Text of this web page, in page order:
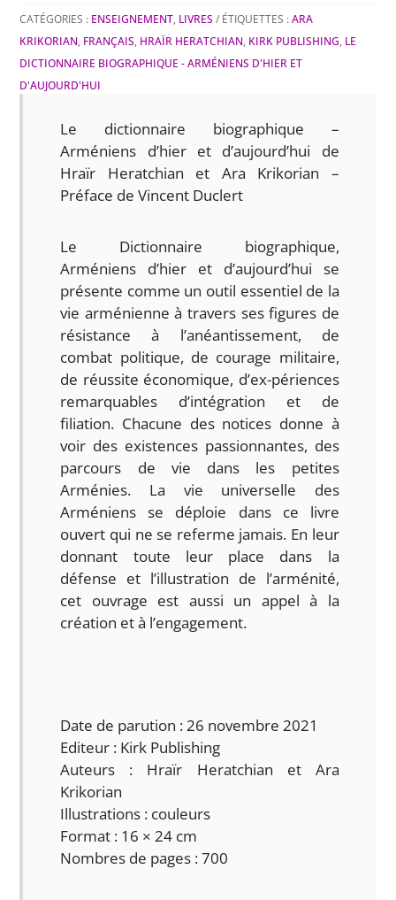
CATÉGORIES : ENSEIGNEMENT, LIVRES ÉTIQUETTES :ARA
KRIKORIAN, FRANÇAIS, HRAÏR HERATCHIAN, KIRK PUBLISHING, LE
DICTIONNAIRE BIOGRAPHIQUE - ARMÉNIENS D'HIER ET
D'AUJOURD'HUI
Le dictionnaire biographique –
Arméniens d’hier et d’aujourd’hui de
Hraïr Heratchian et Ara Krikorian –
Préface de Vincent Duclert
Le Dictionnaire biographique,
Arméniens d’hier et d’aujourd’hui se
présente comme un outil essentiel de la
vie arménienne à travers ses ﬁgures de
résistance à l’anéantissement, de
combat politique, de courage militaire,
de réussite économique, d’ex-périences
remarquables d’intégration et de
ﬁliation. Chacune des notices donne à
voir des existences passionnantes, des
parcours de vie dans les petites
Arménies. La vie universelle des
Arméniens se déploie dans ce livre
ouvert qui ne se referme jamais. En leur
donnant toute leur place dans la
défense et l’illustration de l’arménité,
cet ouvrage est aussi un appel à la
création et à l’engagement.
Date de parution : 26 novembre 2021
Editeur : Kirk Publishing
Auteurs : Hraïr Heratchian et Ara
Krikorian
Illustrations : couleurs
Format : 16 × 24 cm
Nombres de pages : 700